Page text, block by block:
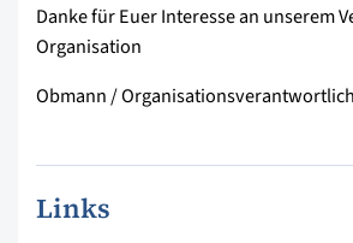
Danke für Euer Interesse an unserem
Organisation
Obmann /
Links